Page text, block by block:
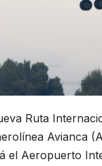
Ruta
Avianca
el Aeropuerto